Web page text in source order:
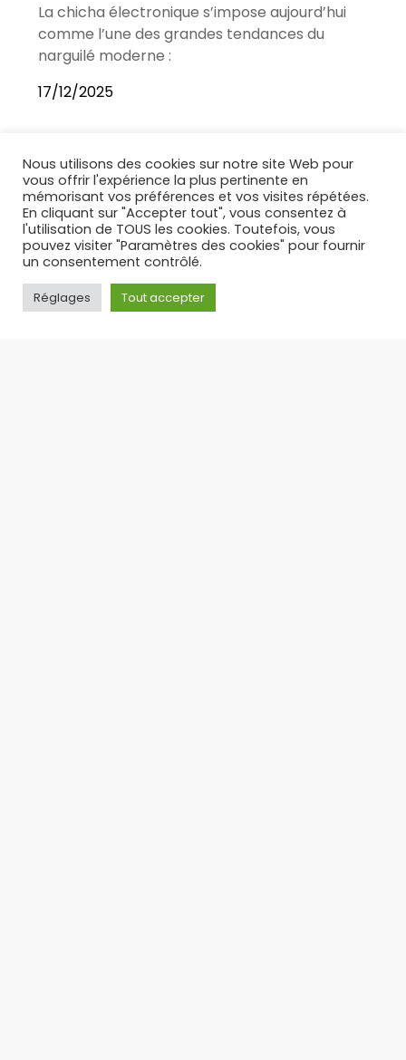
La chicha électronique s’impose aujourd’hui
comme l’une des grandes tendances du
narguilé moderne :
17/12/2025
Nous utilisons des cookies sur notre site Web pour
vous offrir l'expérience la plus pertinente en
mémorisant vos préférences et vos visites répétées.
En cliquant sur "Accepter tout", vous consentez à
l'utilisation de TOUS les cookies. Toutefois, vous
pouvez visiter "Paramètres des cookies" pour fournir
un consentement contrôlé.
Réglages Tout accepter